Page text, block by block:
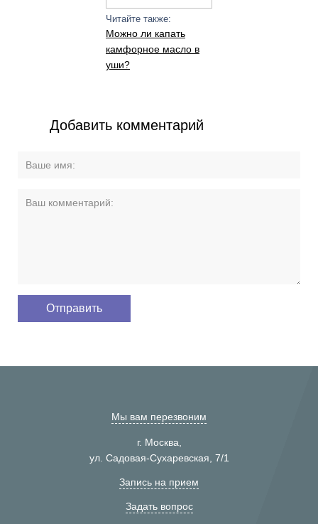
Читайте также:
Можно ли капать
камфорное масло в
уши?
Добавить комментарий
Мы вам перезвоним
г. Москва,
ул. Садовая-Сухаревская, 7/1
Запись на прием
Задать вопрос